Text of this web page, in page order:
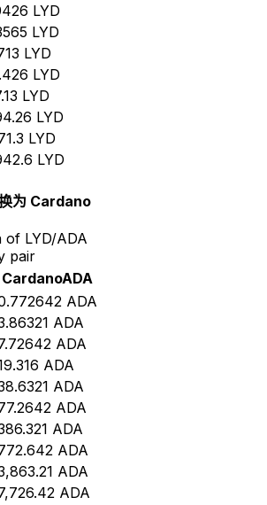
LYD
LYD
LYD
LYD
LYD
LYD
LYD
LYD
为 Cardano
of LYD/ADA
pair
CardanoADA
ADA
ADA
ADA
ADA
ADA
ADA
ADA
ADA
ADA
ADA